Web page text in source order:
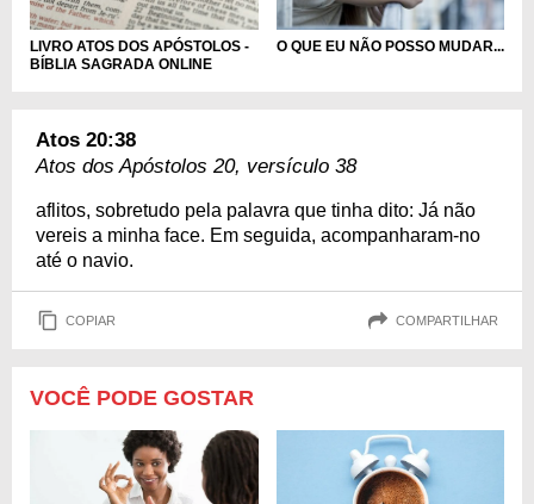
LIVRO ATOS DOS APÓSTOLOS -
BÍBLIA SAGRADA ONLINE
O QUE EU NÃO POSSO MUDAR...
Atos 20:38
Atos dos Apóstolos 20, versículo 38
aflitos, sobretudo pela palavra que tinha dito: Já não
vereis a minha face. Em seguida, acompanharam-no
até o navio.
COPIAR COMPARTILHAR
VOCÊ PODE GOSTAR